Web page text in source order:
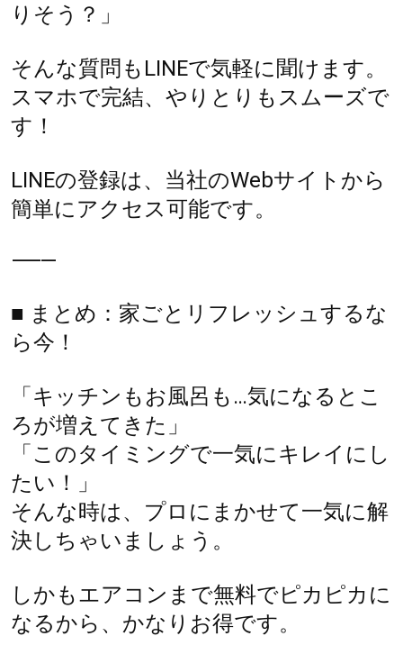
りそう？」
そんな質問もLINEで気軽に聞けます。
スマホで完結、やりとりもスムーズで
す！
LINEの登録は、当社のWebサイトから
簡単にアクセス可能です。
⸻
■ まとめ：家ごとリフレッシュするな
ら今！
「キッチンもお風呂も…気になるとこ
ろが増えてきた」
「このタイミングで一気にキレイにし
たい！」
そんな時は、プロにまかせて一気に解
決しちゃいましょう。
しかもエアコンまで無料でピカピカに
なるから、かなりお得です。